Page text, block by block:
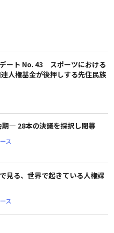
ート No. 43 スポーツにおける
人権基金が後押しする先住民族
期― 28本の決議を採択し閉幕
ス
見る、世界で起きている人権課
ス